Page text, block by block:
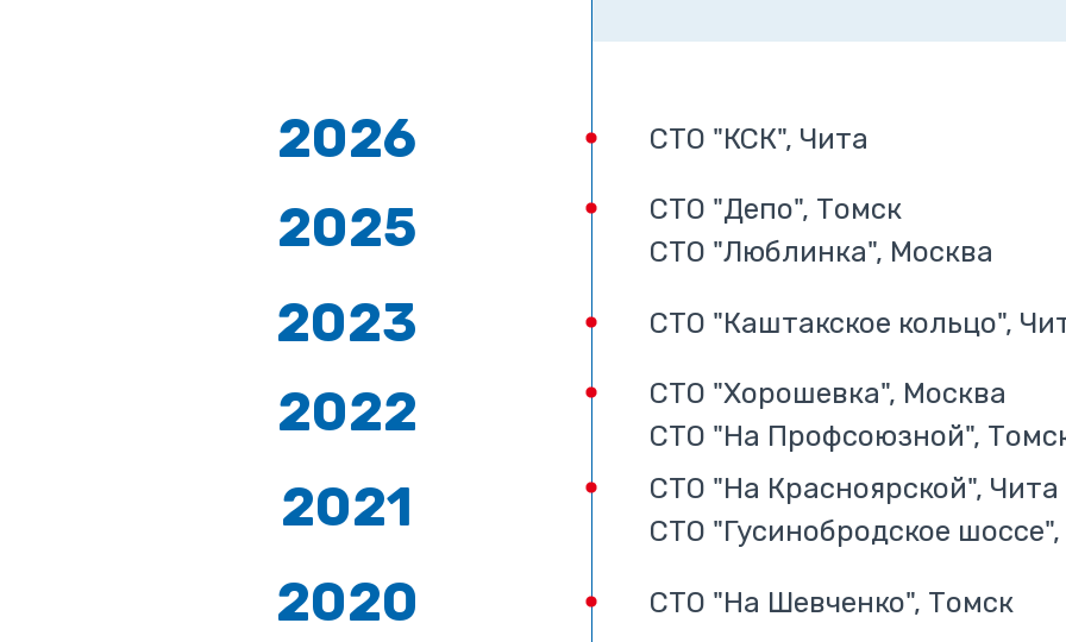
2026 СТО "КСК", Чита
2025
СТО "Депо", Томск
СТО "Люблинка", Москва
2023 СТО "Каштакское кольцо",
2022
СТО "Хорошевка", Москва
СТО "На Профсоюзной",
2021
СТО "На Красноярской", Чита
СТО "Гусинобродское
2020 СТО "На Шевченко", Томск